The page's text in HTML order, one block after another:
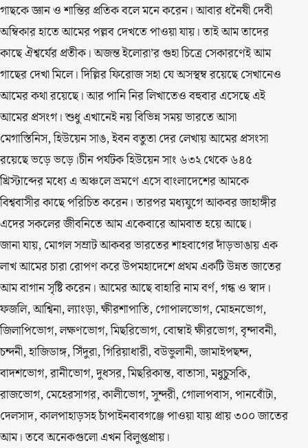
গাছকে জ্ঞান ও শান্তির প্রতিক বলে মনে করেন। আবার ধনৈষী দেবী
অম্বিকার হাতে আমের পল্লব দেখতে পাওয়া যায়। তাই আম তাদের
কাছে ঐশ্বর্যের প্রতীক। অজন্ত ইলোরা’র গুহা চিত্রে সেকারণেই আম
গাছের দেখা মিলে। দিল্লির ফিরোজ সহা যে অসস্থম্ব রয়েছে সেখানেও
আমের কথা রয়েছে। আর পানি নির লিখাতেও বহুবার এসেছে এই
আমের প্রসংগ। শুধু এখানেই নয় বিভিন্ন সময় ভারতে আসা
মেগাস্তিনিস, হিউয়েন সাঙ, ইবন বতুতা দের লেখায় আমের প্রসংসা
রয়েছে ভড়ে ভড়ে।চীন পর্যটক হিউয়েন সাং ৬৩২ থেকে ৬৪৫
খ্রিস্টাব্দের মধ্যে এ অঞ্চলে ভ্রমণে এসে বাংলাদেশের আমকে
বিশ্ববাসীর কাছে পরিচিত করেন। তারপর মধ্যযুগে আকবর জাহাঙ্গীর
এদের সকলের জীবনিতে আম একেবারে আমবাত হয়ে আছে।
জানা যায়, মোগল সম্রাট আকবর ভারতের শাহবাগের দাঁড়ভাঙায় এক
লাখ আমের চারা রোপণ করে উপমহাদেশে প্রথম একটি উন্নত জাতের
আম বাগান সৃষ্টি করেন। আমের আছে বাহারি নাম বর্ণ, গন্ধ ও স্বাদ।
ফজলি, আশ্বিনা, ল্যাংড়া, ক্ষীরশাপাতি, গোপালভোগ, মোহনভোগ,
জিলাপিভোগ, লক্ষণভোগ, মিছরিভোগ, বোম্বাই ক্ষীরভোগ, বৃন্দাবনী,
চন্দনী, হাজিডাঙ্গ, সিঁদুরা, গিরিয়াধারী, বউভুলানী, জামাইপছন্দ,
বাদশভোগ, রানীভোগ, দুধসর, মিছরিকান্ত, বাতাসা, মধুচুসকি,
রাজভোগ, মেহেরসাগর, কালীভোগ, সুন্দরী, গোলাপবাস, পানবোঁটা,
দেলসাদ, কালপাহাড়সহ চাঁপাইনবাবগঞ্জে পাওয়া যায় প্রায় ৩০০ জাতের
আম। তবে অনেকগুলো এখন বিলুপ্তপ্রায়।